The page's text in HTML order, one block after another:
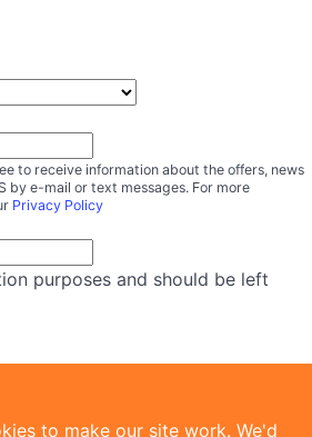
to receive information about the offers, news
by e-mail or text messages. For more
Privacy Policy
purposes and should be left
to make our site work. We'd